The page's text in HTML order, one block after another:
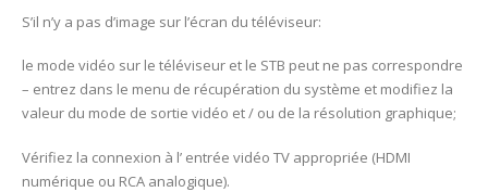
S’il n’y a pas d’image sur l’écran du téléviseur:
le mode vidéo sur le téléviseur et le STB peut ne pas correspondre
– entrez dans le menu de récupération du système et modifiez la
valeur du mode de sortie vidéo et / ou de la résolution graphique;
Vérifiez la connexion à l’ entrée vidéo TV appropriée (HDMI
numérique ou RCA analogique).